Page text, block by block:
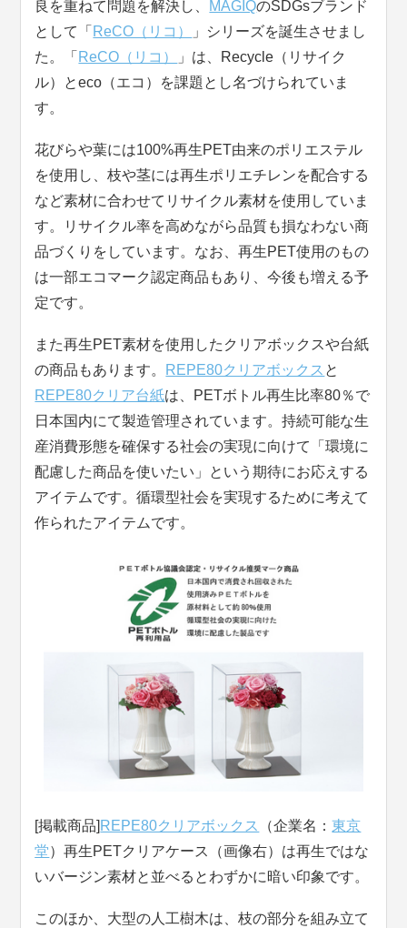
良を重ねて問題を解決し、 MAGIQのSDGsブランド
として「 ReCO（リコ）
」シリーズを誕生させまし
た。「 ReCO（リコ）
」は、Recycle（リサイク
ル）とeco（エコ）を課題とし名づけられていま
す。
花びらや葉には100%再生PET由来のポリエステル
を使用し、枝や茎には再生ポリエチレンを配合する
など素材に合わせてリサイクル素材を使用していま
す。リサイクル率を高めながら品質も損なわない商
品づくりをしています。なお、再生PET使用のもの
は一部エコマーク認定商品もあり、今後も増える予
定です。
また再生PET素材を使用したクリアボックスや台紙
の商品もあります。 REPE80クリアボックス と
REPE80クリア台紙は、PETボトル再生比率80％で
日本国内にて製造管理されています。持続可能な生
産消費形態を確保する社会の実現に向けて「環境に
配慮した商品を使いたい」という期待にお応えする
アイテムです。循環型社会を実現するために考えて
作られたアイテムです。
[掲載商品] REPE80クリアボックス （企業名：東京
堂）再生PETクリアケース（画像右）は再生ではな
いバージン素材と並べるとわずかに暗い印象です。
このほか、大型の人工樹木は、枝の部分を組み立て